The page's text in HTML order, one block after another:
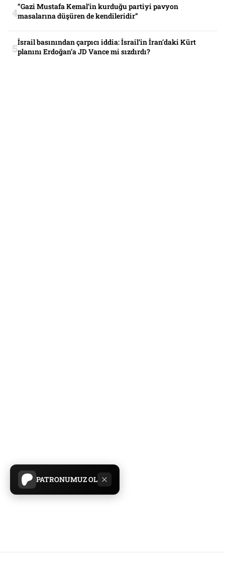
PATRONUMUZ OL
“Gazi Mustafa Kemal’in kurduğu partiyi pavyon
masalarına düşüren de kendileridir”
İsrail basınından çarpıcı iddia: İsrail’in İran’daki Kürt
planını Erdoğan’a JD Vance mi sızdırdı?